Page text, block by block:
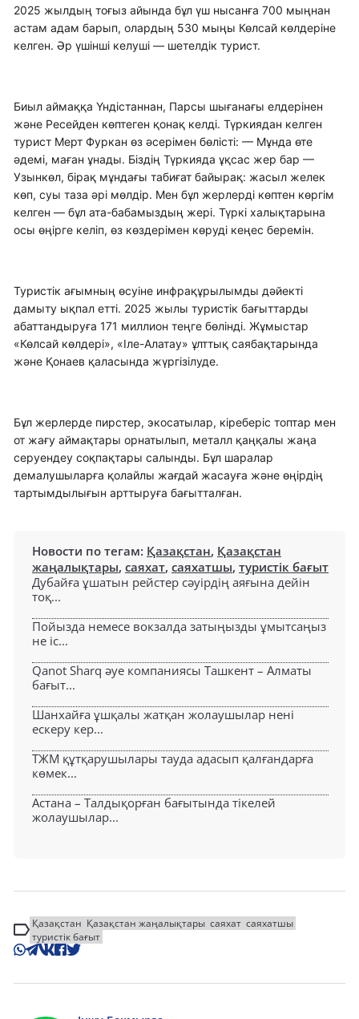
2025 жылдың тоғыз айында бұл үш нысанға 700 мыңнан
астам адам барып, олардың 530 мыңы Көлсай көлдеріне
келген. Әр үшінші келуші — шетелдік турист.
Биыл аймаққа Үндістаннан, Парсы шығанағы елдерінен
және Ресейден көптеген қонақ келді. Түркиядан келген
турист Мерт Фуркан өз әсерімен бөлісті: — Мұнда өте
әдемі, маған ұнады. Біздің Түркияда ұқсас жер бар —
Узынкөл, бірақ мұндағы табиғат байырақ: жасыл желек
көп, суы таза әрі мөлдір. Мен бұл жерлерді көптен көргім
келген — бұл ата-бабамыздың жері. Түркі халықтарына
осы өңірге келіп, өз көздерімен көруді кеңес беремін.
Туристік ағымның өсуіне инфрақұрылымды дәйекті
дамыту ықпал етті. 2025 жылы туристік бағыттарды
абаттандыруға 171 миллион теңге бөлінді. Жұмыстар
«Көлсай көлдері», «Іле-Алатау» ұлттық саябақтарында
және Қонаев қаласында жүргізілуде.
Бұл жерлерде пирстер, экосатылар, кіреберіс топтар мен
от жағу аймақтары орнатылып, металл қаңқалы жаңа
серуендеу соқпақтары салынды. Бұл шаралар
демалушыларға қолайлы жағдай жасауға және өңірдің
тартымдылығын арттыруға бағытталған.
Новости по тегам: Қазақстан, Қазақстан
жаңалықтары, саяхат, саяхатшы, туристік бағыт
Дубайға ұшатын рейстер сәуірдің аяғына дейін
тоқ...
Пойызда немесе вокзалда затыңызды ұмытсаңыз
не іс...
Qanot Sharq әуе компаниясы Ташкент – Алматы
бағыт...
Шанхайға ұшқалы жатқан жолаушылар нені
ескеру кер...
ТЖМ құтқарушылары тауда адасып қалғандарға
көмек...
Астана – Талдықорған бағытында тікелей
жолаушылар...
Қазақстан Қазақстан жаңалықтары саяхат саяхатшы
туристік бағыт